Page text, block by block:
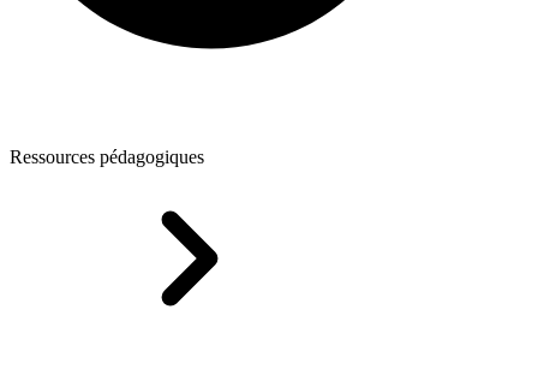
Ressources pédagogiques